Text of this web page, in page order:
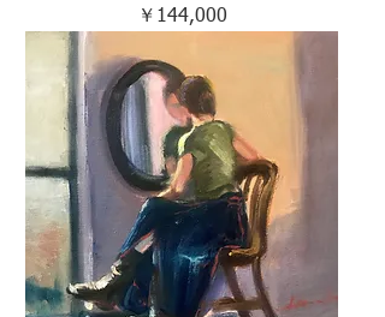
価格
￥144,000